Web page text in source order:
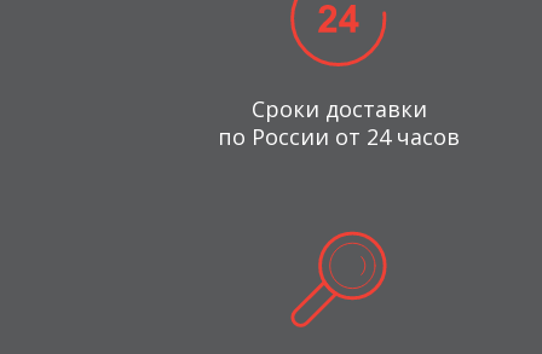
Сроки доставки
по России от 24 часов